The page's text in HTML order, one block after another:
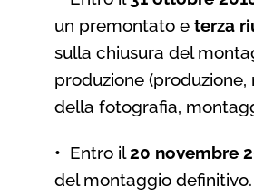
un premontato e terza
sulla chiusura del
produzione (produzione,
della fotografia,
• Entro il20 novembre
del montaggio definitivo.